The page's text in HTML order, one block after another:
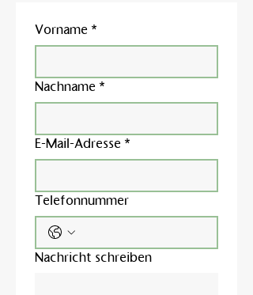
Vorname *
Nachname *
E-Mail-Adresse *
Telefonnummer
Nachricht schreiben